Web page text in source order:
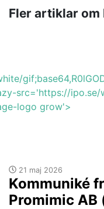
Fler artiklar om
src='https://
logo grow'>
21 maj 2026
Kommuniké
Promimic AB